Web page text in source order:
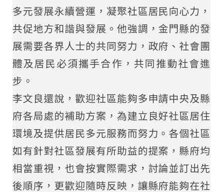
多元發展永續營運，凝聚社區居民向心力，
共促地方和諧與發展。他強調，金門縣的發
展需要各界人士的共同努力，政府、社會團
體及居民必須攜手合作，共同推動社會進
步。
李文良還說，歡迎社區能夠多申請中央及縣
府各局處的補助方案，為建立良好社區居住
環境及提供居民多元服務而努力。各個社區
如有針對社區發展有所助益的提案，縣府均
相當重視，也會按實際需求，討論並訂出先
後順序，更歡迎隨時反映，讓縣府能夠在社